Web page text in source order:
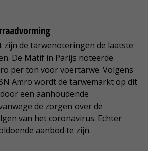
zijn de tarwenoteringen de laatste
De Matif in Parijs noteerde
per ton voor voertarwe. Volgens
Amro wordt de tarwemarkt op dit
een aanhoudende
de zorgen over de
van het coronavirus. Echter
aanbod te zijn.